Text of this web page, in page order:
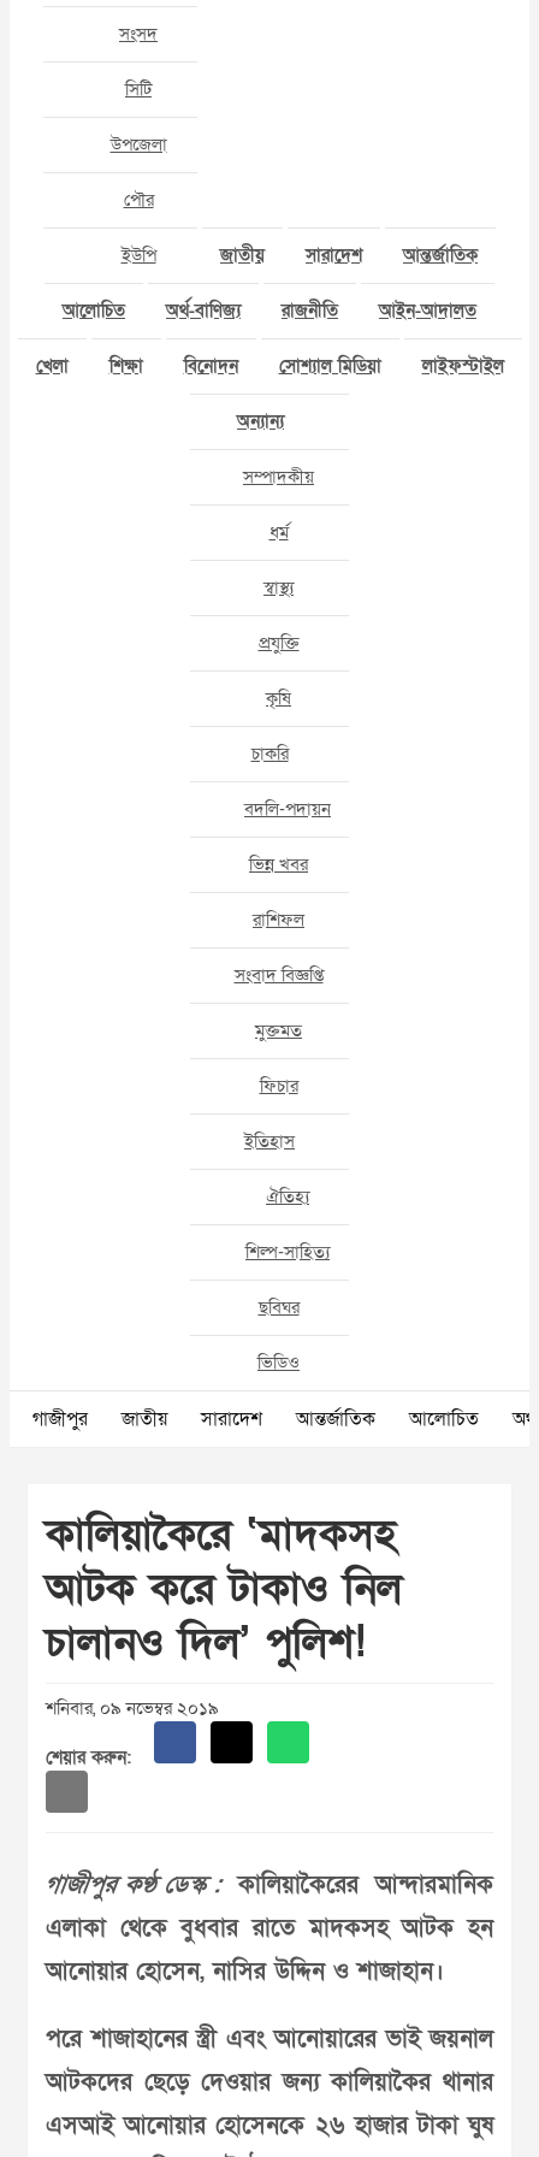
সংসদ
সিটি
উপজেলা
পৌর
ইউপি জাতীয় সারাদেশ আন্তর্জাতিক
আলোচিত অর্থ-বাণিজ্য রাজনীতি আইন-আদালত
খেলা শিক্ষা বিনোদন সোশ্যাল মিডিয়া লাইফস্টাইল
অন্যান্য
সম্পাদকীয়
ধর্ম
স্বাস্থ্য
প্রযুক্তি
কৃষি
চাকরি
বদলি-পদায়ন
ভিন্ন খবর
রাশিফল
সংবাদ বিজ্ঞপ্তি
মুক্তমত
ফিচার
ইতিহাস
ঐতিহ্য
শিল্প-সাহিত্য
ছবিঘর
ভিডিও
গাজীপুর জাতীয় সারাদেশ আন্তর্জাতিক আলোচিত
কালিয়াকৈরে ‘মাদকসহ
আটক করে টাকাও নিল
চালানও দিল’ পুলিশ!
শনিবার, ০৯ নভেম্বর ২০১৯
শেয়ার করুন:
গাজীপুর কণ্ঠ ডেস্ক :কালিয়াকৈরের আন্দারমানিক
এলাকা থেকে বুধবার রাতে মাদকসহ আটক হন
আনোয়ার হোসেন, নাসির উদ্দিন ও শাজাহান।
পরে শাজাহানের স্ত্রী এবং আনোয়ারের ভাই জয়নাল
আটকদের ছেড়ে দেওয়ার জন্য কালিয়াকৈর থানার
এসআই আনোয়ার হোসেনকে ২৬ হাজার টাকা ঘুষ